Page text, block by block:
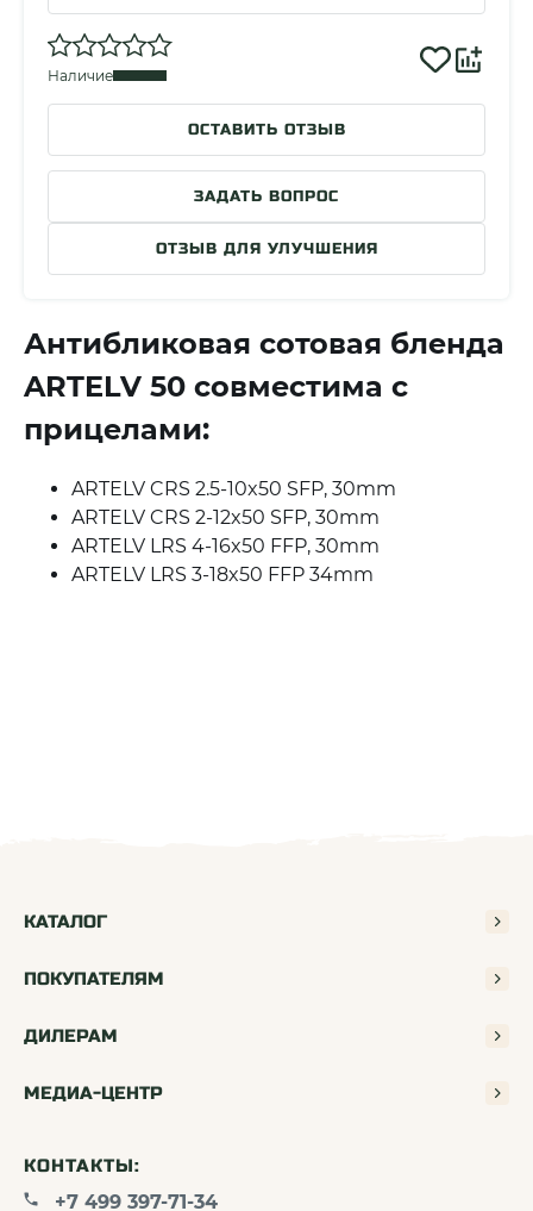
Наличие
ОСТАВИТЬ ОТЗЫВ
ЗАДАТЬ ВОПРОС
ОТЗЫВ ДЛЯ УЛУЧШЕНИЯ
Антибликовая сотовая бленда
ARTELV 50 совместима с
прицелами:
ARTELV CRS 2.5-10x50 SFP, 30mm
ARTELV CRS 2-12x50 SFP, 30mm
ARTELV LRS 4-16x50 FFP, 30mm
ARTELV LRS 3-18x50 FFP 34mm
КАТАЛОГ
ПОКУПАТЕЛЯМ
ДИЛЕРАМ
МЕДИА-ЦЕНТР
КОНТАКТЫ:
+7 499 397-71-34